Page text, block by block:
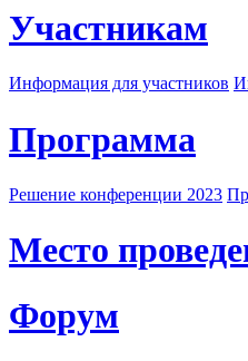
Участникам
Информация для участников
Программа
Решение конференции 2023
Место
Форум